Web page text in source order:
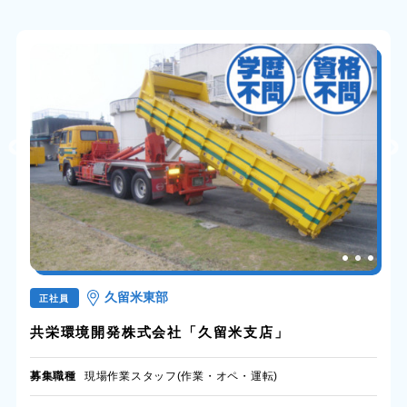
正社員 久留米東部
共栄環境開発株式会社「久留米支店」
募集職種 現場作業スタッフ(作業・オペ・運転)